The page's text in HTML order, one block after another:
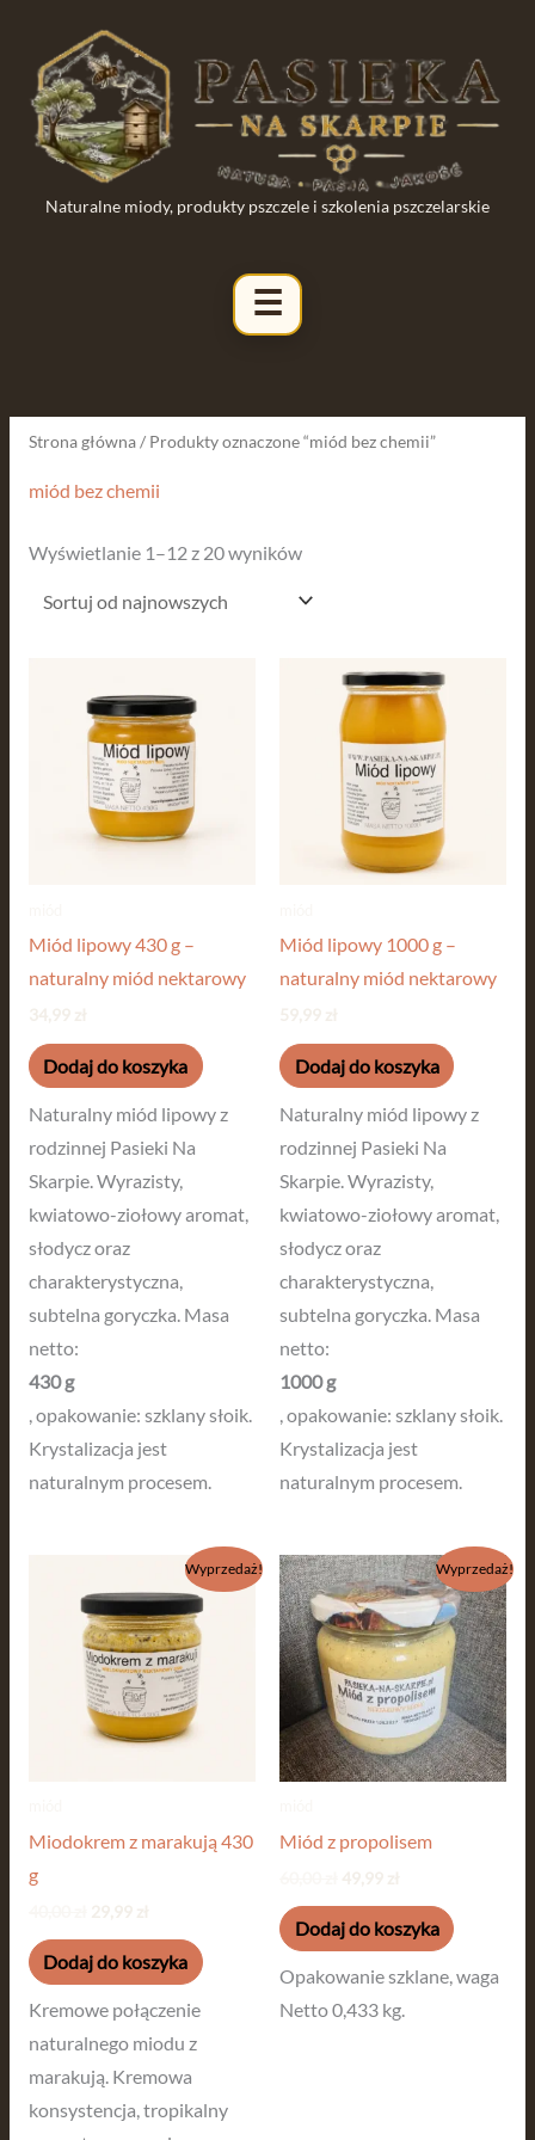
treści
Naturalne miody, produkty pszczele i szkolenia pszczelarskie
Strona główna/ Produkty oznaczone “miód bez chemii”
miód bez chemii
Wyświetlanie 1–12 z 20 wyników
Miód lipowy 430 g –
naturalny miód nektarowy
Dodaj do koszyka
Naturalny miód lipowy z
rodzinnej Pasieki Na
Skarpie. Wyrazisty,
kwiatowo-ziołowy aromat,
słodycz oraz
charakterystyczna,
subtelna goryczka. Masa
netto:
430 g
, opakowanie: szklany słoik.
Krystalizacja jest
naturalnym procesem.
Miód lipowy 1000 g –
naturalny miód nektarowy
Dodaj do koszyka
Naturalny miód lipowy z
rodzinnej Pasieki Na
Skarpie. Wyrazisty,
kwiatowo-ziołowy aromat,
słodycz oraz
charakterystyczna,
subtelna goryczka. Masa
netto:
1000 g
, opakowanie: szklany słoik.
Krystalizacja jest
naturalnym procesem.
Wyprzedaż!
Miodokrem z marakują 430
g
wynosiła:
40,00 zł.
Aktualna
wynosi:
29,99 zł.
Dodaj do koszyka
Kremowe połączenie
naturalnego miodu z
marakują. Kremowa
konsystencja, tropikalny
Wyprzedaż!
Miód z propolisem
Pierwotna
cena
wynosiła:
60,00 zł.
Aktualna
cena
wynosi:
49,99 zł.
Dodaj do koszyka
Opakowanie szklane, waga
Netto 0,433 kg.